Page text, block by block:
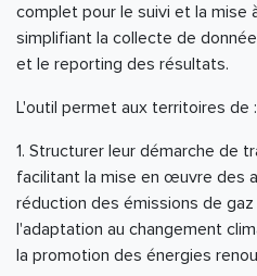
complet pour le suivi et la mise
simplifiant la collecte de
et le reporting des résultats.
L'outil permet aux territoires de :
1. Structurer leur démarche de
facilitant la mise en œuvre des
réduction des émissions de
l'adaptation au changement
la promotion des énergies